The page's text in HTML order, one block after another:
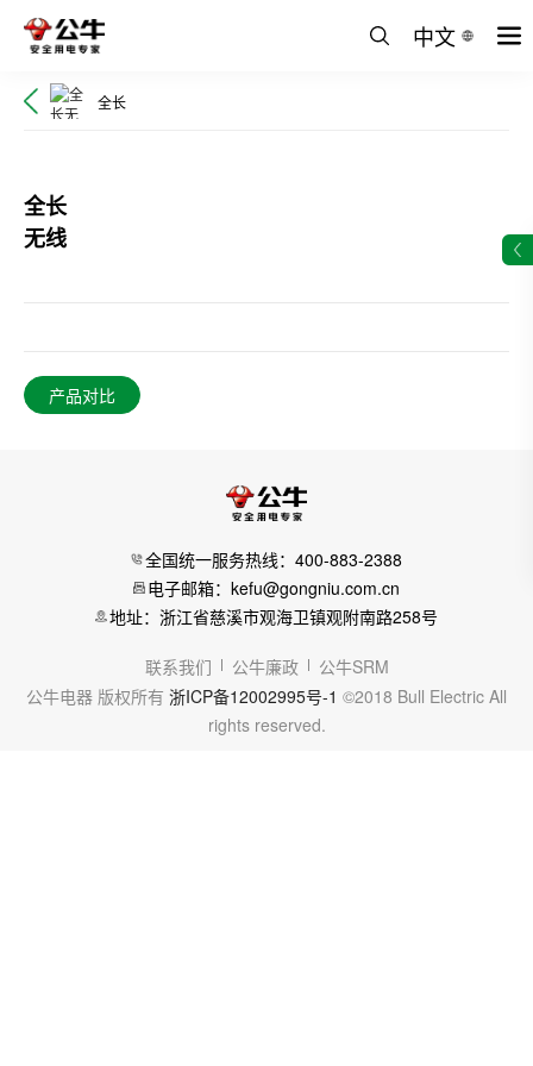
中文
全长
全长
无线
产品对比
全国统一服务热线：400-883-2388
电子邮箱：kefu@gongniu.com.cn
地址：浙江省慈溪市观海卫镇观附南路258号
联系我们 公牛廉政
公牛SRM
公牛电器 版权所有 浙ICP备12002995号-1 ©2018 Bull Electric All
rights reserved.